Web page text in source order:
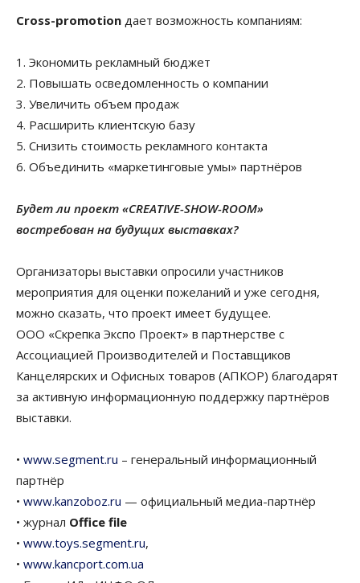
Сross-promotion дает возможность компаниям:
1. Экономить рекламный бюджет
2. Повышать осведомленность о компании
3. Увеличить объем продаж
4. Расширить клиентскую базу
5. Снизить стоимость рекламного контакта
6. Объединить «маркетинговые умы» партнёров
Будет ли проект «CREATIVE-SHOW-ROOM»
востребован на будущих выставках?
Организаторы выставки опросили участников
мероприятия для оценки пожеланий и уже сегодня,
можно сказать, что проект имеет будущее.
ООО «Скрепка Экспо Проект» в партнерстве с
Ассоциацией Производителей и Поставщиков
Канцелярских и Офисных товаров (АПКОР) благодарят
за активную информационную поддержку партнёров
выставки.
• www.segment.ru – генеральный информационный
партнёр
• www.kanzoboz.ru — официальный медиа-партнёр
• журнал Office file
• www.toys.segment.ru,
• www.kancport.com.ua